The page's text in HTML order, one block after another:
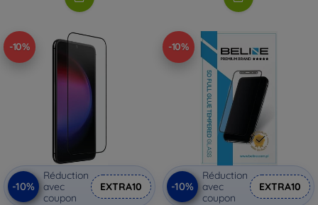
-10%
-10%
Réduction
avec
coupon
EXTRA10
-10%
-10%
Réduction
avec
coupon
EXTRA10